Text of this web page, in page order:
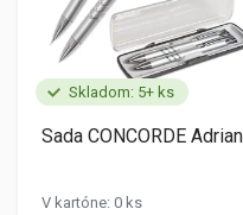
Skladom: 5+ ks
Sada CONCORDE
V kartóne: 0 ks